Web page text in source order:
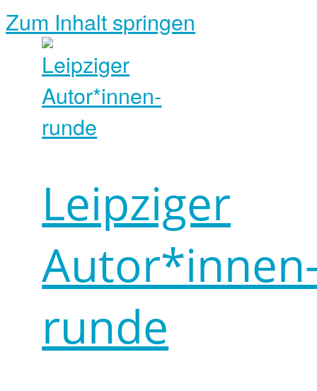
Zum Inhalt springen
Leipziger
runde